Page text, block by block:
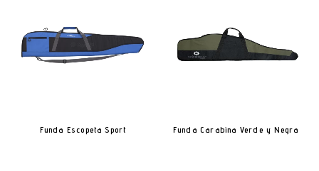
Funda Escopeta Sport Funda Carabina Verde y Negra